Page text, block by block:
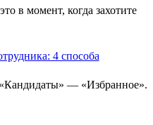
в момент, когда захотите
— «Избранное».